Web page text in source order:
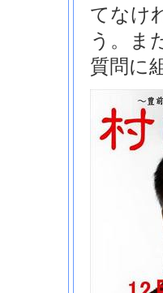
てなけ
う。ま
質問に